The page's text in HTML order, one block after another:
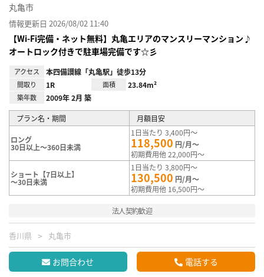
丸亀市
情報更新日 2026/08/02 11:40
【Wi-Fi完備・ネット無料】丸亀エリアのマンスリーマンション♪
オートロック付きで駐車場完備です☆彡
アクセス 本四備讃線「丸亀駅」徒歩13分
間取り 1R 面積 23.84m²
築年数 2009年 2月 築
プラン名・期間 月額目安
ロング
30日以上～360日未満
1日当たり 3,400円～
118,500 円/月～
初期費用他 22,000円～
ショート【7日以上】
～30日未満
1日当たり 3,800円～
130,500 円/月～
初期費用他 16,500円～
法人契約歓迎
香川県 丸亀市
お問合わせ 電話する